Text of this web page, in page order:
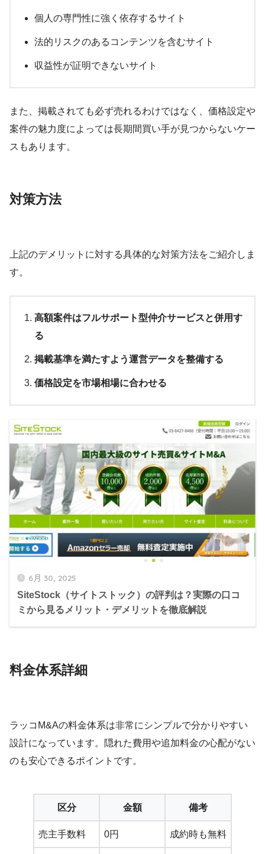
個人の専門性に強く依存するサイト
法的リスクのあるコンテンツを含むサイト
収益性が証明できないサイト
また、掲載されても必ず売れるわけではなく、価格設定や
案件の魅力度によっては長期間買い手が見つからないケー
スもあります。
対策方法
上記のデメリットに対する具体的な対策方法をご紹介しま
す。
高額案件はフルサポート型仲介サービスと併用す
る
掲載基準を満たすよう運営データを整備する
価格設定を市場相場に合わせる
6月 30, 2025
SiteStock（サイトストック）の評判は？実際の口コ
ミから見るメリット・デメリットを徹底解説
料金体系詳細
ラッコM&Aの料金体系は非常にシンプルで分かりやすい
設計になっています。隠れた費用や追加料金の心配がない
のも安心できるポイントです。
区分 金額 備考
売主手数料 0円 成約時も無料